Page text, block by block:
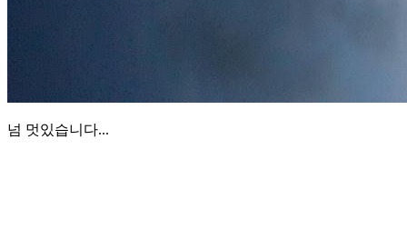
넘 멋있습니다...